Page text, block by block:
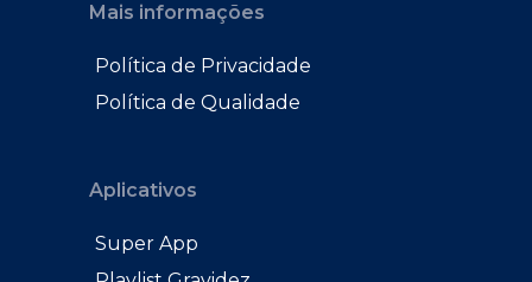
Mais informações
Política de Privacidade
Política de Qualidade
Aplicativos
Super App